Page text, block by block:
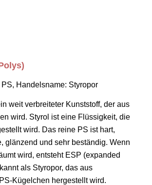
Handelsname: Styropor
weit verbreiteter Kunststoff, der aus
wird. Styrol ist eine Flüssigkeit, die
wird. Das reine PS ist hart,
glänzend und sehr beständig. Wenn
wird, entsteht ESP (expanded
als Styropor, das aus
Kügelchen hergestellt wird.